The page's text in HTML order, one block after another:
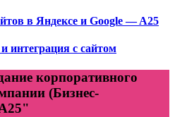
в Яндексе и Google — A25
интеграция с сайтом
корпоративного
(Бизнес-